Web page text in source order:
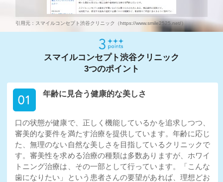
引用元：スマイルコンセプト渋谷クリニック（https://www.smile2525.net/）
スマイルコンセプト渋谷クリニック
3つのポイント
年齢に見合う健康的な美しさ
口の状態が健康で、正しく機能しているかを追求しつつ、
審美的な要件を満たす治療を提供しています。年齢に応じ
た、無理のない自然な美しさを目指しているクリニックで
す。審美性を求める治療の種類は多数ありますが、ホワイ
トニング治療は、その一部として行っています。「こんな
歯になりたい」という患者さんの要望があれば、理想どお